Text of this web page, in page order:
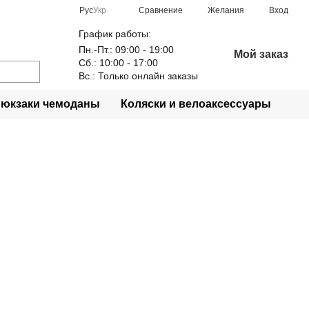
РусУкр Сравнение Желания Вход
График работы:
Пн.-Пт.: 09:00 - 19:00
Сб.: 10:00 - 17:00
Вс.: Только онлайн заказы
Мой заказ
чемоданы Коляски и велоаксессуары